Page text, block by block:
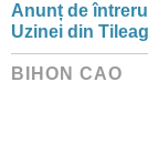
Anunț de
Uzinei din
BIHON CAO